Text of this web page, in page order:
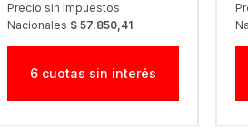
Precio sin Impuestos
Nacionales $ 57.850,41
6 cuotas sin interés